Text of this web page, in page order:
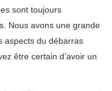
sont toujours
Nous avons une grande
aspects du débarras
être certain d’avoir un